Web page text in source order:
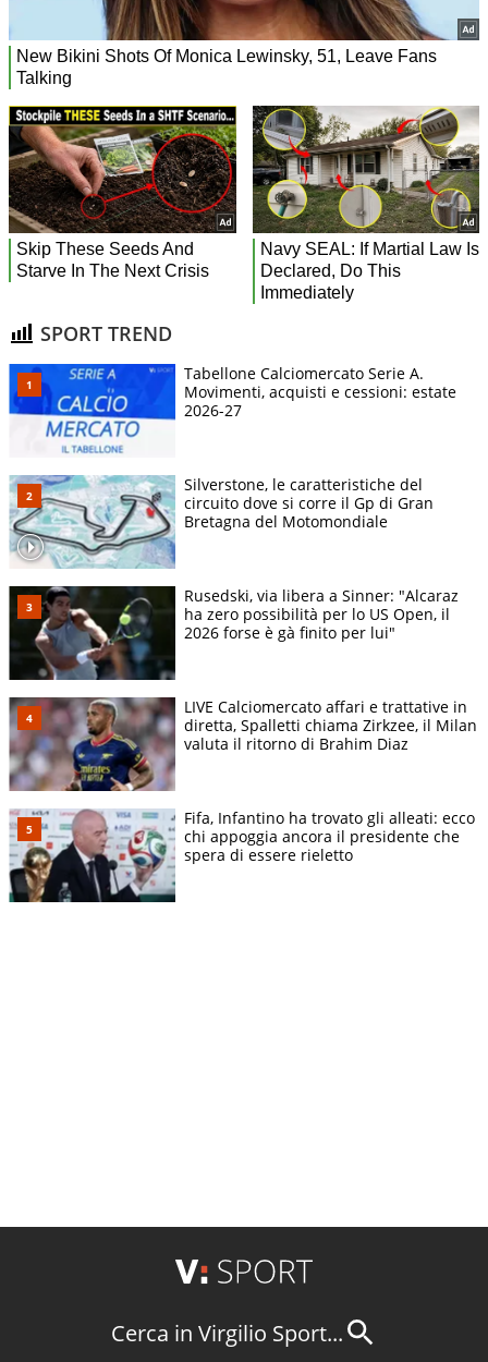
SPORT TREND
Tabellone Calciomercato Serie A.
Movimenti, acquisti e cessioni: estate
2026-27
Silverstone, le caratteristiche del
circuito dove si corre il Gp di Gran
Bretagna del Motomondiale
Rusedski, via libera a Sinner: "Alcaraz
ha zero possibilità per lo US Open, il
2026 forse è gà finito per lui"
LIVE Calciomercato affari e trattative in
diretta, Spalletti chiama Zirkzee, il Milan
valuta il ritorno di Brahim Diaz
Fifa, Infantino ha trovato gli alleati: ecco
chi appoggia ancora il presidente che
spera di essere rieletto
Cerca in Virgilio Sport...